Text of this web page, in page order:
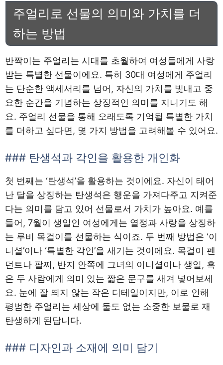
주얼리로 선물의 의미와 가치를 더
하는 방법
반짝이는 주얼리는 시대를 초월하여 여성들에게 사랑
받는 특별한 선물이에요. 특히 30대 여성에게 주얼리
는 단순한 액세서리를 넘어, 자신의 가치를 빛내고 중
요한 순간을 기념하는 상징적인 의미를 지니기도 해
요. 주얼리 선물을 통해 오래도록 기억될 특별한 가치
를 더하고 싶다면, 몇 가지 방법을 고려해볼 수 있어요.
### 탄생석과 각인을 활용한 개인화
첫 번째는 ‘탄생석’을 활용하는 것이에요. 자신이 태어
난 달을 상징하는 탄생석은 행운을 가져다주고 지켜준
다는 의미를 담고 있어 선물로서 가치가 높아요. 예를
들어, 7월이 생일인 여성에게는 열정과 사랑을 상징하
는 루비 목걸이를 선물하는 식이죠. 두 번째 방법은 ‘이
니셜’이나 ‘특별한 각인’을 새기는 것이에요. 목걸이 펜
던트나 팔찌, 반지 안쪽에 그녀의 이니셜이나 생일, 혹
은 두 사람에게 의미 있는 짧은 문구를 새겨 넣어보세
요. 눈에 잘 띄지 않는 작은 디테일이지만, 이로 인해
평범한 주얼리는 세상에 둘도 없는 소중한 보물로 재
탄생하게 된답니다.
### 디자인과 소재에 의미 담기